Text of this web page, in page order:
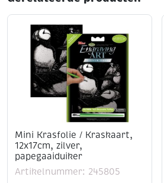
journaling, mixed media en
hobbyprojecten
Inhoud: Set met decoratieve
Mini Krasfolie / Kraskaart,
12x17cm, zilver,
papegaaiduiker
Artikelnummer: 245805